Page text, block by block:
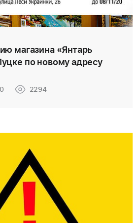
магазина «Янтарь
по новому адресу
2294